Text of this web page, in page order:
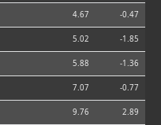
4.67 -0.47
5.02 -1.85
5.88 -1.36
7.07 -0.77
9.76 2.89